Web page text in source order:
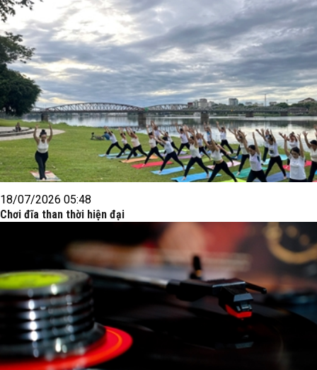
18/07/2026 05:48
Chơi đĩa than thời hiện đại